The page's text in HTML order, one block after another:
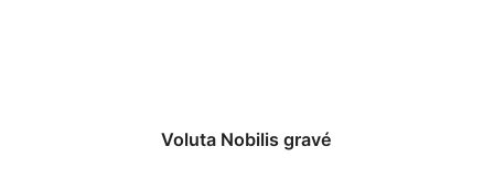
Voluta Nobilis gravé